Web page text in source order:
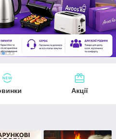
Акції